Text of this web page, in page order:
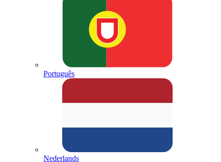
Português
Nederlands